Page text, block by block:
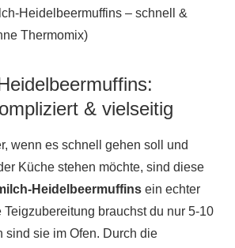
& vielseitig
wenn es schnell gehen soll und
Küche stehen möchte, sind diese
Heidelbeermuffins ein echter
Teigzubereitung brauchst du nur 5-10
sind sie im Ofen. Durch die